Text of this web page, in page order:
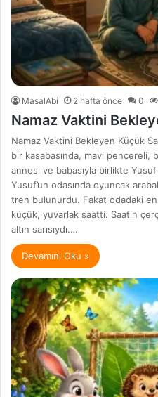
MasalAbi 2 hafta önce 0
Namaz Vaktini
Namaz Vaktini Bekleyen Küçük
bir kasabasında, mavi pencereli,
annesi ve babasıyla birlikte Yusuf
Yusuf’un odasında oyuncak
tren bulunurdu. Fakat odadaki en
küçük, yuvarlak saatti. Saatin
altın sarısıydı.…
Devamını Oku »